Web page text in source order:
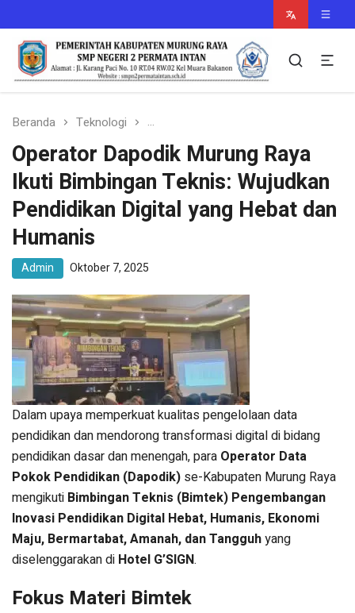
smpn2permataintan.sch.id
Murung Raya Cerdas
Beranda Teknologi Operator Dapodik Murung Raya
Operator Dapodik Murung Raya
Ikuti Bimbingan Teknis: Wujudkan
Pendidikan Digital yang Hebat dan
Humanis
Admin Oktober 7, 2025
Dalam upaya memperkuat kualitas pengelolaan data
pendidikan dan mendorong transformasi digital di bidang
pendidikan dasar dan menengah, para Operator Data
Pokok Pendidikan (Dapodik) se-Kabupaten Murung Raya
mengikuti Bimbingan Teknis (Bimtek) Pengembangan
Inovasi Pendidikan Digital Hebat, Humanis, Ekonomi
Maju, Bermartabat, Amanah, dan Tangguhyang
diselenggarakan di Hotel G’SIGN.
Fokus Materi Bimtek